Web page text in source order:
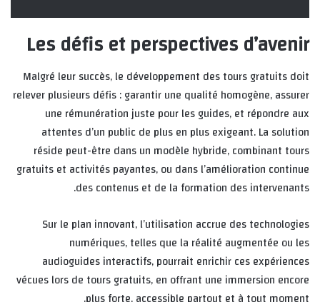
Les défis et perspectives d’avenir
Malgré leur succès, le développement des tours gratuits doit
relever plusieurs défis : garantir une qualité homogène, assurer
une rémunération juste pour les guides, et répondre aux
attentes d’un public de plus en plus exigeant. La solution
réside peut-être dans un modèle hybride, combinant tours
gratuits et activités payantes, ou dans l’amélioration continue
des contenus et de la formation des intervenants.
Sur le plan innovant, l’utilisation accrue des technologies
numériques, telles que la réalité augmentée ou les
audioguides interactifs, pourrait enrichir ces expériences
vécues lors de tours gratuits, en offrant une immersion encore